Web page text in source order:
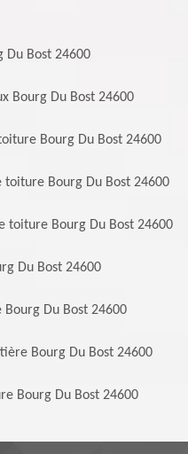
Du Bost 24600
Bourg Du Bost 24600
Bourg Du Bost 24600
toiture Bourg Du Bost 24600
toiture Bourg Du Bost 24600
Du Bost 24600
Du Bost 24600
Bourg Du Bost 24600
Bourg Du Bost 24600